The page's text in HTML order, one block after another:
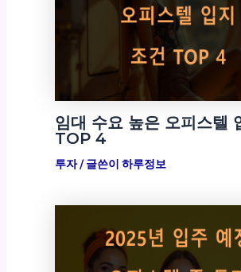
임대 수요 높은 오피스텔
TOP 4
투자/ 글쓴이 하루정보